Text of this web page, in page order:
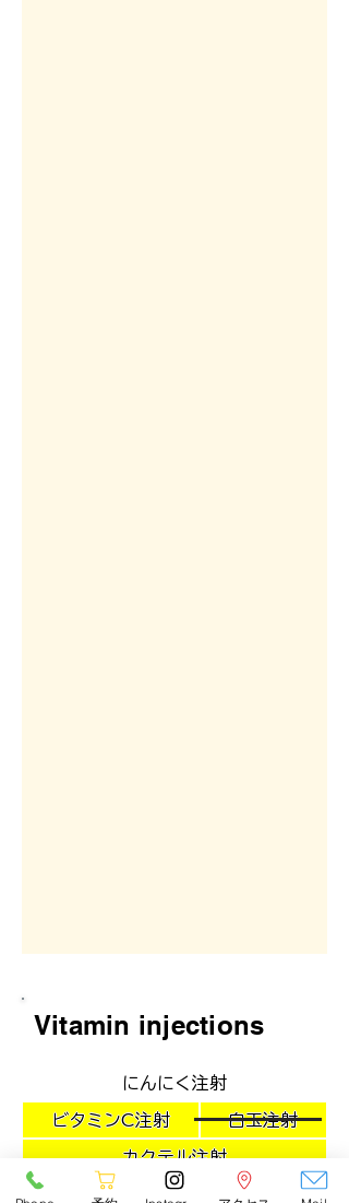
Vitamin injections
にんにく注射
ビタミンC注射 白玉注射
カクテル注射